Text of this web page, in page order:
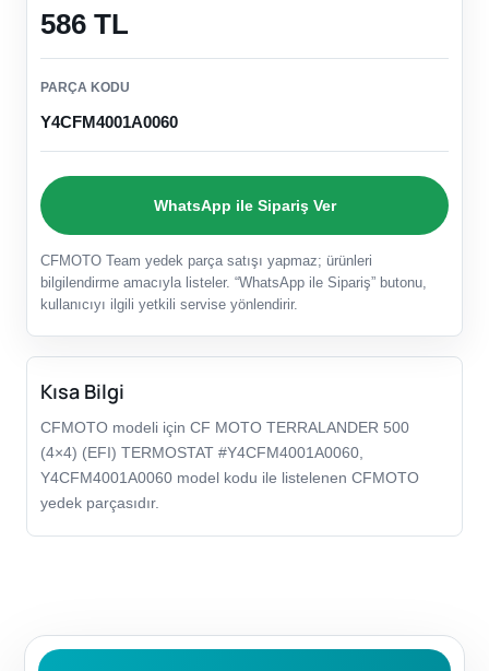
586 TL
PARÇA KODU
Y4CFM4001A0060
WhatsApp ile Sipariş Ver
CFMOTO Team yedek parça satışı yapmaz; ürünleri
bilgilendirme amacıyla listeler. “WhatsApp ile Sipariş” butonu,
kullanıcıyı ilgili yetkili servise yönlendirir.
Kısa Bilgi
CFMOTO modeli için CF MOTO TERRALANDER 500
(4×4) (EFI) TERMOSTAT #Y4CFM4001A0060,
Y4CFM4001A0060 model kodu ile listelenen CFMOTO
yedek parçasıdır.